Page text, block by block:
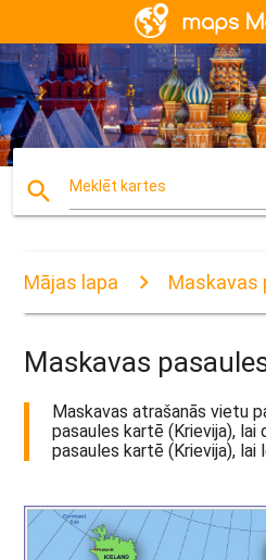
search Meklēt kartes
Mājas lapa Maskavas
Maskavas
Maskavas atrašanās vietu
pasaules kartē (Krievija), lai
pasaules kartē (Krievija), lai